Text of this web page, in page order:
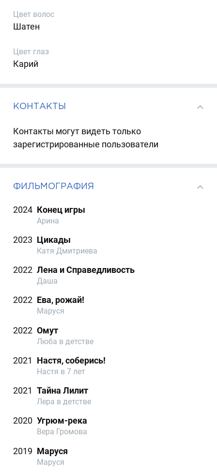
Цвет волос
Шатен
Цвет глаз
Карий
КОНТАКТЫ
Контакты могут видеть только
зарегистрированные пользователи
ФИЛЬМОГРАФИЯ
2024 Конец игры
Арина
2023 Цикады
Катя Дмитриева
2022 Лена и Справедливость
Даша
2022 Ева, рожай!
Маруся
2022 Омут
Люба в детстве
2021 Настя, соберись!
Настя в 7 лет
2021 Тайна Лилит
Лера в детстве
2020 Угрюм-река
Вера Громова
2019 Маруся
Маруся